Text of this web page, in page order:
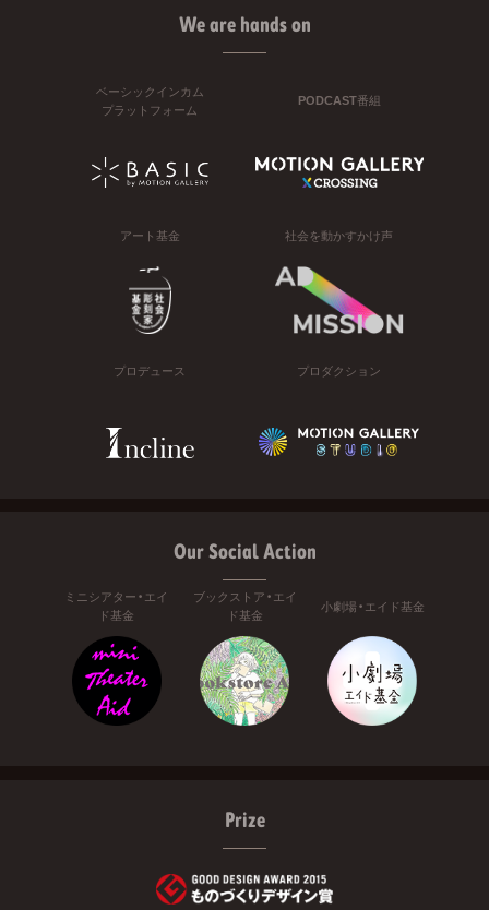
We are hands on
ベーシックインカム
プラットフォーム
PODCAST番組
アート基金 社会を動かすかけ声
プロデュース プロダクション
Our Social Action
ミニシアター・エイ
ド基金
ブックストア・エイ
ド基金
小劇場・エイド基金
Prize